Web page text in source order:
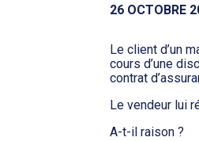
26 OCTOBRE
Le client d’un
cours d’une
contrat
Le vendeur lui
A-t-il raison ?